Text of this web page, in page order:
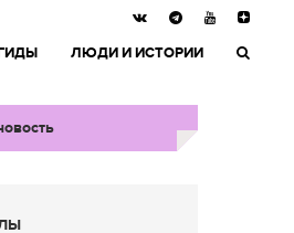
ЛЮДИ И ИСТОРИИ